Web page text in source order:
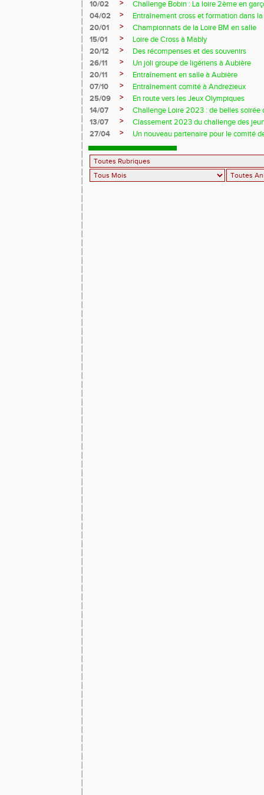
10/02
>
Challenge Bobin : La loire 2ème en
04/02
>
Entraînement cross et formation dans
20/01
>
Championnats de la Loire BM en salle
15/01
>
Loire de Cross à Mably
20/12
>
Des récompenses et des souvenirs
26/11
>
Un joli groupe de ligériens à Aubière
20/11
>
Entraînement en salle à Aubière
07/10
>
Entraînement comité à Andrezieux
25/09
>
En route vers les Jeux Olympiques
14/07
>
Challenge Loire 2023 : de belles soirée
13/07
>
Classement 2023 du challenge des
27/04
> Un nouveau partenaire pour le comité